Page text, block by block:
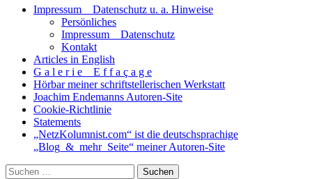
Impressum _ Datenschutz u. a. Hinweise
Persönliches
Impressum _ Datenschutz
Kontakt
Articles in English
G a l e r i e _ E f f a ç a g e
Hörbar meiner schriftstellerischen Werkstatt
Joachim Endemanns Autoren-Site
Cookie-Richtlinie
Statements
„NetzKolumnist.com“ ist die deutschsprachige
„Blog_&_mehr_Seite“ meiner Autoren-Site
Suchen